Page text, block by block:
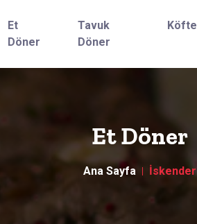
Et
Döner
Tavuk
Döner
Köfte
Et Döner
Ana Sayfa İskender